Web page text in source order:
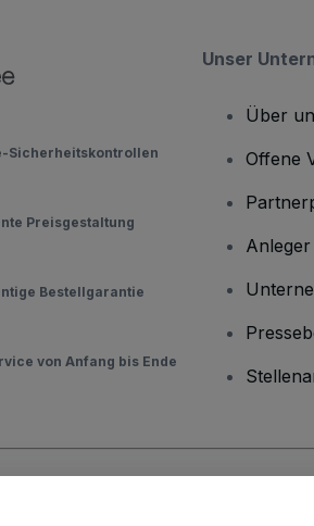
Sicherheitskontrollen
Preisgestaltung
Bestellgarantie
von Anfang bis Ende
Unser
Über
Offene
Anleger